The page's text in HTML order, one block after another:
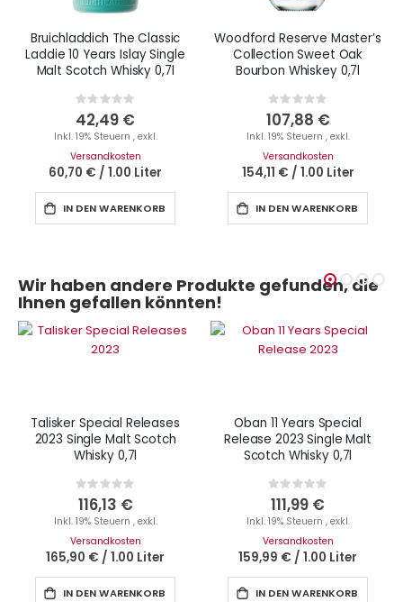
Bruichladdich The Classic
Laddie 10 Years Islay Single
Malt Scotch Whisky 0,7l
Rating:
0%
42,49 €
Inkl. 19% Steuern , exkl.
Versandkosten
60,70 € / 1.00 Liter
IN DEN WARENKORB
Woodford Reserve Master’s
Collection Sweet Oak
Bourbon Whiskey 0,7l
Rating:
0%
107,88 €
Inkl. 19% Steuern , exkl.
Versandkosten
154,11 € / 1.00 Liter
IN DEN WARENKORB
Wir haben andere Produkte gefunden, die
Ihnen gefallen könnten!
Talisker Special Releases
2023 Single Malt Scotch
Whisky 0,7l
Rating:
0%
116,13 €
Inkl. 19% Steuern , exkl.
Versandkosten
165,90 € / 1.00 Liter
IN DEN WARENKORB
Oban 11 Years Special
Release 2023 Single Malt
Scotch Whisky 0,7l
Rating:
0%
111,99 €
Inkl. 19% Steuern , exkl.
Versandkosten
159,99 € / 1.00 Liter
IN DEN WARENKORB